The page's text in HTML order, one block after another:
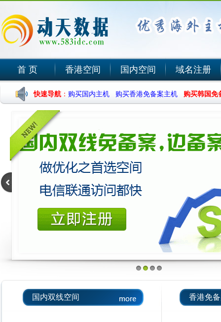
首 页 香港空间 国内空间 域名注册
快速导航 ： 购买国内主机 购买香港免备案主机 购买韩国免
国内双线空间 香港免